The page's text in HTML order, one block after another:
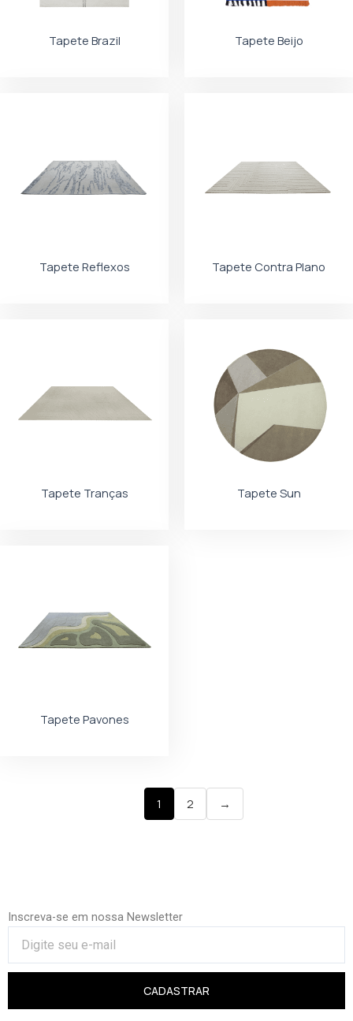
Tapete Brazil Tapete Beijo
Tapete Reflexos Tapete Contra Plano
Tapete Tranças Tapete Sun
Tapete Pavones
1 2 →
Inscreva-se em nossa Newsletter
CADASTRAR